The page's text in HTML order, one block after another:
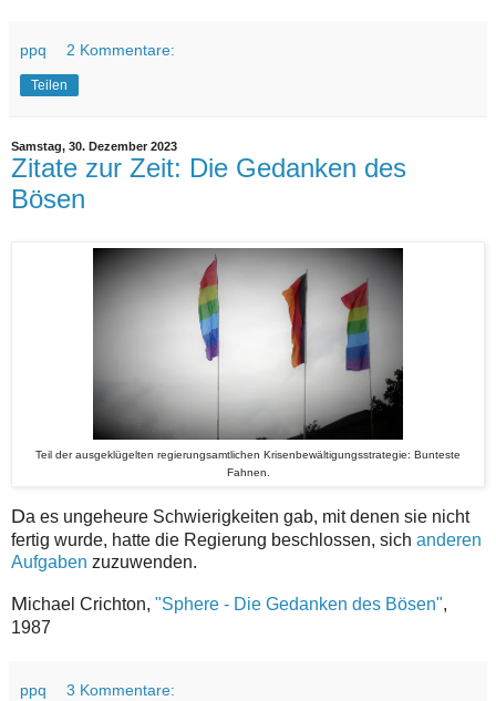
ppq 2 Kommentare:
Teilen
Samstag, 30. Dezember 2023
Zitate zur Zeit: Die Gedanken des
Bösen
Teil der ausgeklügelten regierungsamtlichen Krisenbewältigungsstrategie: Bunteste
Fahnen.
Da es ungeheure Schwierigkeiten gab, mit denen sie nicht
fertig wurde, hatte die Regierung beschlossen, sich anderen
Aufgaben zuzuwenden.
Michael Crichton, "Sphere - Die Gedanken des Bösen",
1987
ppq 3 Kommentare: